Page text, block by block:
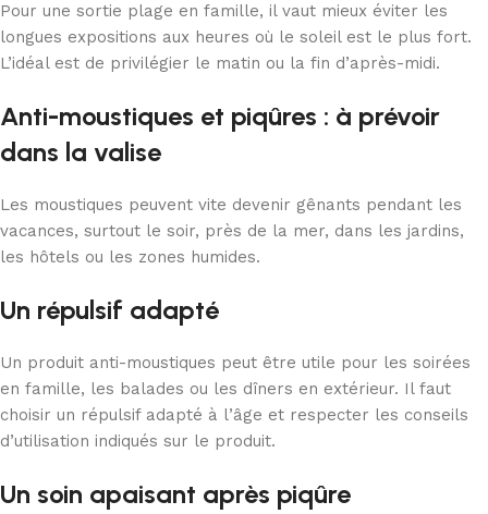
Pour une sortie plage en famille, il vaut mieux éviter les
longues expositions aux heures où le soleil est le plus fort.
L’idéal est de privilégier le matin ou la fin d’après-midi.
Anti-moustiques et piqûres : à prévoir
dans la valise
Les moustiques peuvent vite devenir gênants pendant les
vacances, surtout le soir, près de la mer, dans les jardins,
les hôtels ou les zones humides.
Un répulsif adapté
Un produit anti-moustiques peut être utile pour les soirées
en famille, les balades ou les dîners en extérieur. Il faut
choisir un répulsif adapté à l’âge et respecter les conseils
d’utilisation indiqués sur le produit.
Un soin apaisant après piqûre